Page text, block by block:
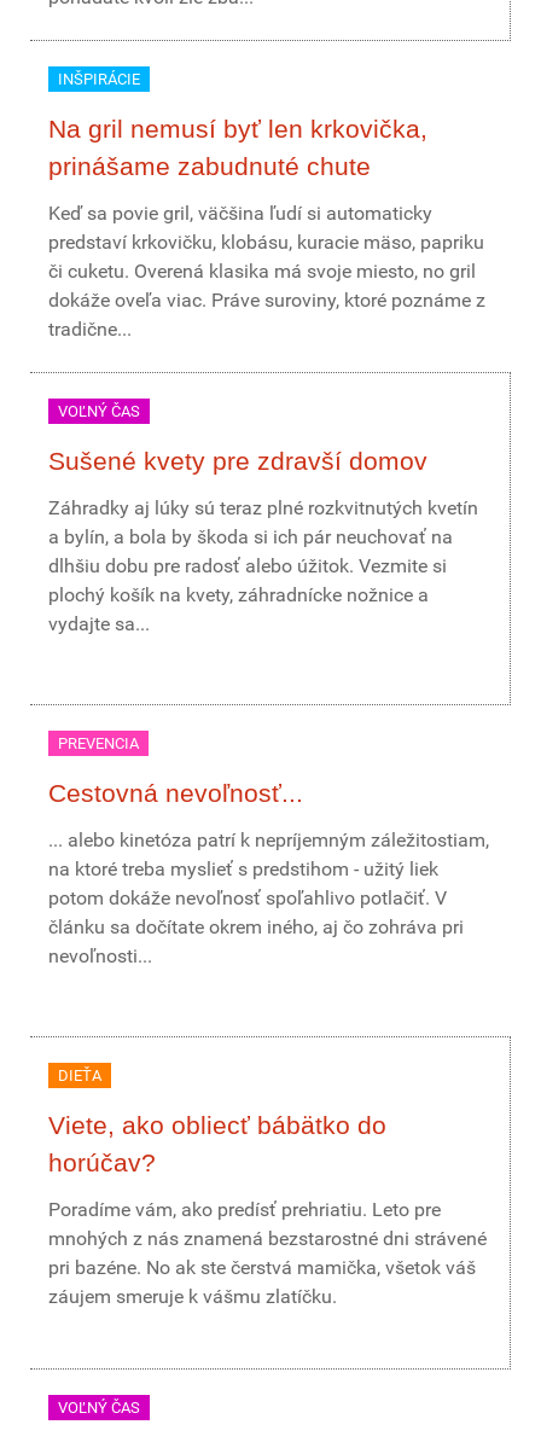
INŠPIRÁCIE
Na gril nemusí byť len krkovička,
prinášame zabudnuté chute
Keď sa povie gril, väčšina ľudí si automaticky
predstaví krkovičku, klobásu, kuracie mäso, papriku
či cuketu. Overená klasika má svoje miesto, no gril
dokáže oveľa viac. Práve suroviny, ktoré poznáme z
tradične...
VOĽNÝ ČAS
Sušené kvety pre zdravší domov
Záhradky aj lúky sú teraz plné rozkvitnutých kvetín
a bylín, a bola by škoda si ich pár neuchovať na
dlhšiu dobu pre radosť alebo úžitok. Vezmite si
plochý košík na kvety, záhradnícke nožnice a
vydajte sa...
PREVENCIA
Cestovná nevoľnosť...
... alebo kinetóza patrí k nepríjemným záležitostiam,
na ktoré treba myslieť s predstihom - užitý liek
potom dokáže nevoľnosť spoľahlivo potlačiť. V
článku sa dočítate okrem iného, aj čo zohráva pri
nevoľnosti...
DIEŤA
Viete, ako obliecť bábätko do
horúčav?
Poradíme vám, ako predísť prehriatiu. Leto pre
mnohých z nás znamená bezstarostné dni strávené
pri bazéne. No ak ste čerstvá mamička, všetok váš
záujem smeruje k vášmu zlatíčku.
VOĽNÝ ČAS